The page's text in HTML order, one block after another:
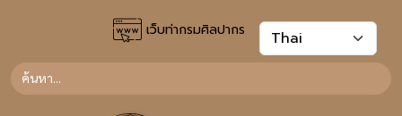
เว็บท่ากรมศิลปากร